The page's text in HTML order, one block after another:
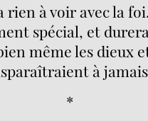
rien à voir avec la
spécial, et
même les dieux
à
*